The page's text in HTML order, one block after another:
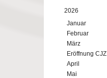
2026
Januar
Februar
März
Eröffnung CJZ
April
Mai